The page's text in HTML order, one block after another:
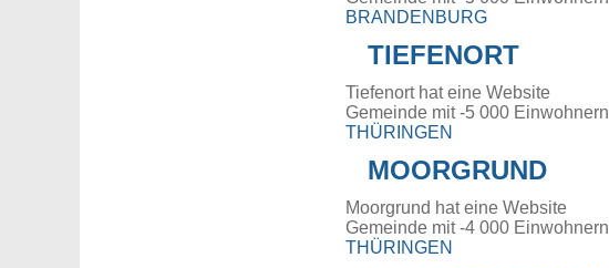
BRANDENBURG
TIEFENORT
Tiefenort hat eine Website
Gemeinde mit -5 000 Einwohnern
THÜRINGEN
MOORGRUND
Moorgrund hat eine Website
Gemeinde mit -4 000 Einwohnern
THÜRINGEN